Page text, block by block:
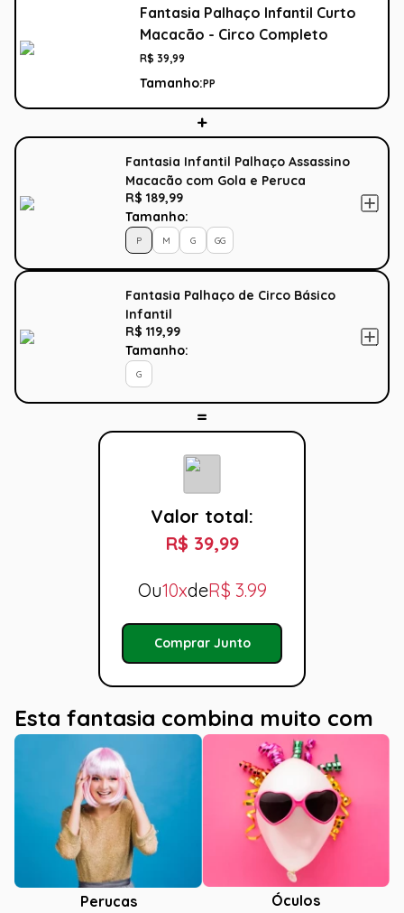
Fantasia Palhaço Infantil Curto
Macacão - Circo Completo
R$ 39,99
Tamanho:PP
Fantasia Infantil Palhaço Assassino
Macacão com Gola e Peruca
R$ 189,99
Tamanho:
P M G GG
Fantasia Palhaço de Circo Básico
Infantil
R$ 119,99
Tamanho:
G
Valor total:
R$ 39,99
Ou10xdeR$ 3.99
Comprar Junto
Esta fantasia combina muito com
Perucas Óculos